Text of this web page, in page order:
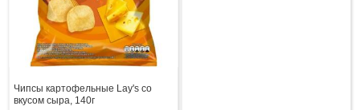
Чипсы картофельные Lay's со
вкусом сыра, 140г